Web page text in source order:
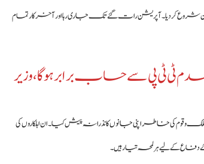
شروع کر دیا۔ آپریشن رات گئے تک جاری رہا اور آخرکار تمام
ٹی ٹی پی سے حساب برابر ہوگا، وزیر
جنہوں نے ملک و قوم کی خاطر اپنی جانوں کا نذرانہ پیش کیا۔ ان اہلکاروں کی
دفاع کے لیے ہر لمحہ تیار ہیں۔